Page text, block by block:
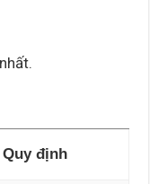
Quy định